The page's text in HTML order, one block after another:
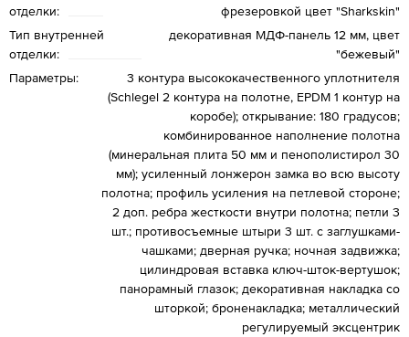
отделки:
фрезеровкой цвет "Sharkskin"
Тип внутренней
отделки:
декоративная МДФ-панель 12 мм, цвет
"бежевый"
Параметры:
3 контура высококачественного уплотнителя
(Schlegel 2 контура на полотне, EPDM 1 контур на
коробе); открывание: 180 градусов;
комбинированное наполнение полотна
(минеральная плита 50 мм и пенополистирол 30
мм); усиленный лонжерон замка во всю высоту
полотна; профиль усиления на петлевой стороне;
2 доп. ребра жесткости внутри полотна; петли 3
шт.; противосъемные штыри 3 шт. с заглушками-
чашками; дверная ручка; ночная задвижка;
цилиндровая вставка ключ-шток-вертушок;
панорамный глазок; декоративная накладка со
шторкой; броненакладка; металлический
регулируемый эксцентрик